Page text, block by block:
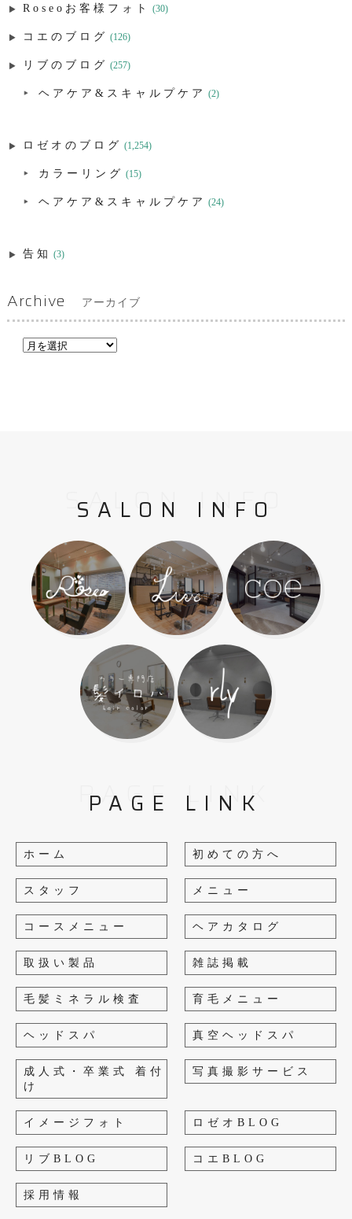
Roseoお客様フォト (30)
コエのブログ (126)
リブのブログ (257)
ヘアケア&スキャルプケア (2)
ロゼオのブログ (1,254)
カラーリング (15)
ヘアケア&スキャルプケア (24)
告知 (3)
Archive アーカイブ
SALON INFO
SALON INFO
PAGE LINK
PAGE LINK
ホーム 初めての方へ
スタッフ メニュー
コースメニュー ヘアカタログ
取扱い製品 雑誌掲載
毛髪ミネラル検査 育毛メニュー
ヘッドスパ 真空ヘッドスパ
成人式・卒業式 着付
け
写真撮影サービス
イメージフォト ロゼオBLOG
リブBLOG コエBLOG
採用情報